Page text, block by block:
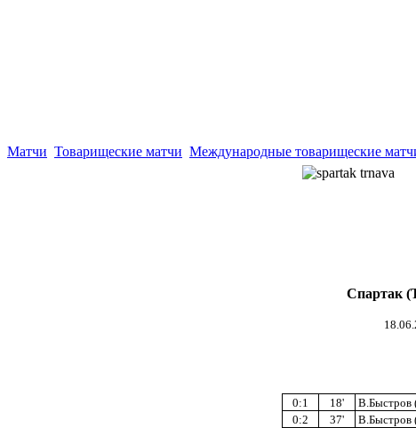
Матчи Товарищеские матчи Международные товарищеские
Спартак
0:1 18'
В.Быстров
0:2
37'
В.Быстров